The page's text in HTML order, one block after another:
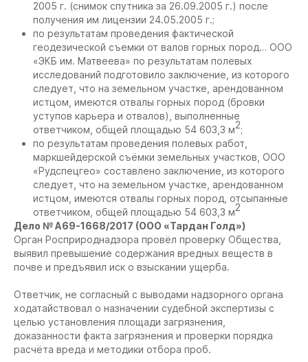
2005 г. (снимок спутника за 26.09.2005 г.) после
получения им лицензии 24.05.2005 г.;
по результатам проведения фактической
геодезической съемки от валов горных пород… ООО
«ЭКБ им. Матвеева» по результатам полевых
исследований подготовило заключение, из которого
следует, что на земельном участке, арендованном
истцом, имеются отвалы горных пород (бровки
уступов карьера и отвалов), выполненные
ответчиком, общей площадью 54 603,3 м2;
по результатам проведения полевых работ,
маркшейдерской съёмки земельных участков, ООО
«Рудспецгео» составлено заключение, из которого
следует, что на земельном участке, арендованном
истцом, имеются отвалы горных пород, отсыпанные
ответчиком, общей площадью 54 603,3 м2
Дело № А69-1668/2017 (ООО «Тардан Голд»)
Орган Росприроднадзора провёл проверку Общества,
выявил превышение содержания вредных веществ в
почве и предъявил иск о взыскании ущерба.
Ответчик, не согласный с выводами надзорного органа
ходатайствовал о назначении судебной экспертизы с
целью установления площади загрязнения,
доказанности факта загрязнения и проверки порядка
расчёта вреда и методики отбора проб.